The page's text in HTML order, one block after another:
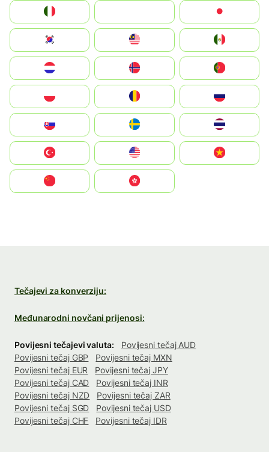
South Korea
United States
中國香港特別行政區
Tečajevi za konverziju:
Međunarodni novčani prijenosi:
Povijesni tečajevi valuta:
Povijesni tečaj AUD
Povijesni tečaj GBP
Povijesni tečaj MXN
Povijesni tečaj EUR
Povijesni tečaj JPY
Povijesni tečaj CAD
Povijesni tečaj INR
Povijesni tečaj NZD
Povijesni tečaj ZAR
Povijesni tečaj SGD
Povijesni tečaj USD
Povijesni tečaj CHF
Povijesni tečaj IDR